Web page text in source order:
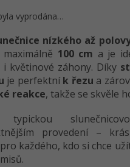
vyprodána…
nízkého až
100 cm a je
i květinové záhony. Díky
je perfektník řezu a
reakce, takže se skvěle
typickou
provedení –
každého, kdo si chce